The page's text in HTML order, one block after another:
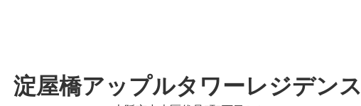
淀屋橋アップルタワーレジデンス